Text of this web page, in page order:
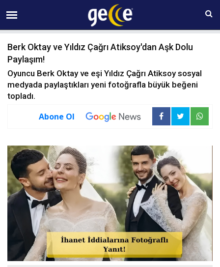
06 AĞUSTOS Perşembe 05:23
Berk Oktay ve Yıldız Çağrı Atiksoy'dan Aşk Dolu
Paylaşım!
Oyuncu Berk Oktay ve eşi Yıldız Çağrı Atiksoy sosyal
medyada paylaştıkları yeni fotoğrafla büyük beğeni
topladı.
Abone Ol